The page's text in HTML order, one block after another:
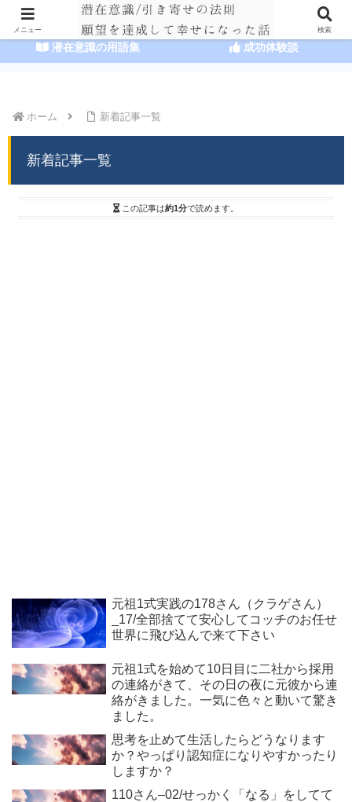
HOME 潜在意識の達人まとめ
潜在意識の用語集 成功体験談
ホーム 新着記事一覧
新着記事一覧
この記事は約1分で読めます。
元祖1式実践の178さん（クラゲさん）
_17/全部捨てて安心してコッチのお任せ
世界に飛び込んで来て下さい
元祖1式を始めて10日目に二社から採用
の連絡がきて、その日の夜に元彼から連
絡がきました。一気に色々と動いて驚き
ました。
思考を止めて生活したらどうなります
か？やっぱり認知症になりやすかったり
しますか？
110さん–02/せっかく「なる」をしてて
メニュー 検索